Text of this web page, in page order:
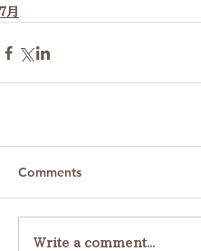
７月
Comments
Write a comment...